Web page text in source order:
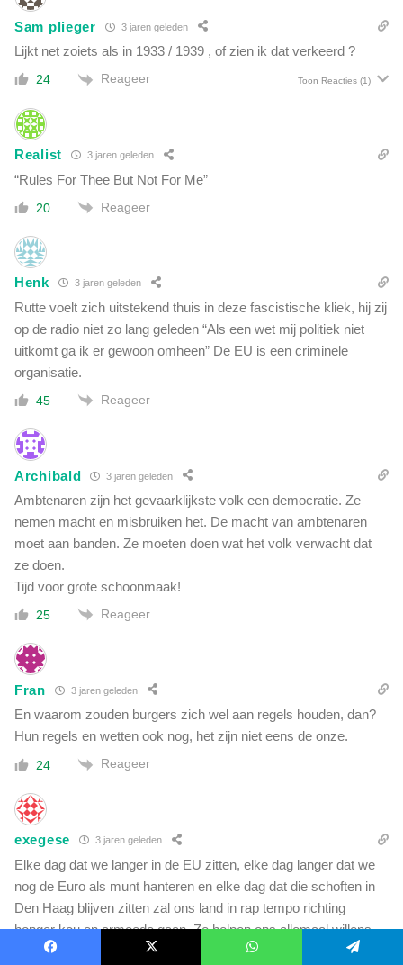
Sam plieger 3 jaren geleden
Lijkt net zoiets als in 1933 / 1939 , of zien ik dat verkeerd ?
24 Reageer Toon Reacties (1)
Realist 3 jaren geleden
“Rules For Thee But Not For Me”
20 Reageer
Henk 3 jaren geleden
Rutte voelt zich uitstekend thuis in deze fascistische kliek, hij zij
op de radio niet zo lang geleden “Als een wet mij politiek niet
uitkomt ga ik er gewoon omheen” De EU is een criminele
organisatie.
45 Reageer
Archibald 3 jaren geleden
Ambtenaren zijn het gevaarklijkste volk een democratie. Ze
nemen macht en misbruiken het. De macht van ambtenaren
moet aan banden. Ze moeten doen wat het volk verwacht dat
ze doen.
Tijd voor grote schoonmaak!
25 Reageer
Fran 3 jaren geleden
En waarom zouden burgers zich wel aan regels houden, dan?
Hun regels en wetten ook nog, het zijn niet eens de onze.
24 Reageer
exegese 3 jaren geleden
Elke dag dat we langer in de EU zitten, elke dag langer dat we
nog de Euro als munt hanteren en elke dag dat die schoften in
Den Haag blijven zitten zal ons land in rap tempo richting
honger kou en armoede gaan. Ze helpen ons allemaal willens
en wetens naar de gallemiezen.